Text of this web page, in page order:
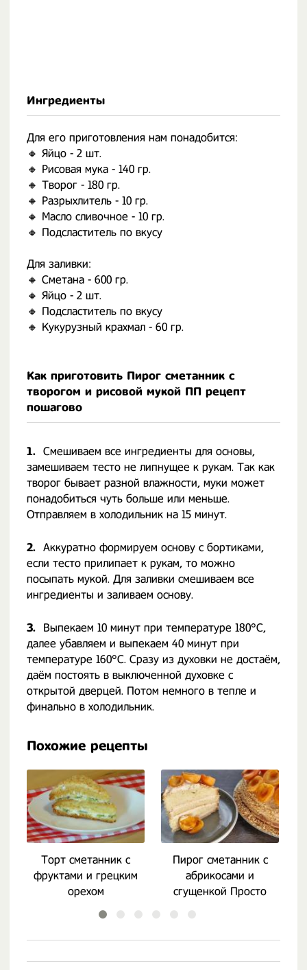
Ингредиенты
Для его приготовления нам понадобится:
🔸️ Яйцо - 2 шт.
🔸️ Рисовая мука - 140 гр.
🔸️ Творог - 180 гр.
🔸️ Разрыхлитель - 10 гр.
🔸️ Масло сливочное - 10 гр.
🔸️ Подсластитель по вкусу
Для заливки:
🔸️ Сметана - 600 гр.
🔸️ Яйцо - 2 шт.
🔸️ Подсластитель по вкусу
🔸️ Кукурузный крахмал - 60 гр.
Как приготовить Пирог сметанник с
творогом и рисовой мукой ПП рецепт
пошагово
1. Смешиваем все ингредиенты для основы,
замешиваем тесто не липнущее к рукам. Так как
творог бывает разной влажности, муки может
понадобиться чуть больше или меньше.
Отправляем в холодильник на 15 минут.
2. Аккуратно формируем основу с бортиками,
если тесто прилипает к рукам, то можно
посыпать мукой. Для заливки смешиваем все
ингредиенты и заливаем основу.
3.
Выпекаем 10 минут при температуре 180°С,
далее убавляем и выпекаем 40 минут при
температуре 160°С. Сразу из духовки не достаём,
даём постоять в выключенной духовке с
открытой дверцей. Потом немного в тепле и
финально в холодильник.
Похожие рецепты
Торт сметанник с
фруктами и грецким
орехом
Пирог сметанник с
абрикосами и
сгущенкой Просто